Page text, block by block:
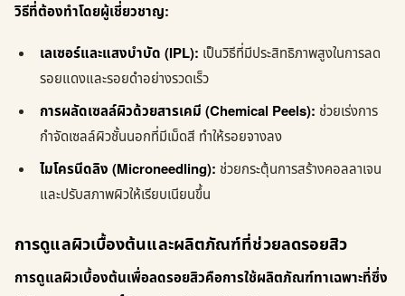
วิธีที่ต้องทำโดยผู้เชี่ยวชาญ:
เลเซอร์และแสงบำบัด (IPL): เป็นวิธีที่มีประสิทธิภาพสูงในการลด
รอยแดงและรอยดำอย่างรวดเร็ว
การผลัดเซลล์ผิวด้วยสารเคมี (Chemical Peels): ช่วยเร่งการ
กำจัดเซลล์ผิวชั้นนอกที่มีเม็ดสี ทำให้รอยจางลง
ไมโครนีดลิง (Microneedling): ช่วยกระตุ้นการสร้างคอลลาเจน
และปรับสภาพผิวให้เรียบเนียนขึ้น
การดูแลผิวเบื้องต้นและผลิตภัณฑ์ที่ช่วยลดรอยสิว
การดูแลผิวเบื้องต้นเพื่อลดรอยสิวคือการใช้ผลิตภัณฑ์ทาเฉพาะที่ซึ่ง